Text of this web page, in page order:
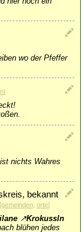
wo der Pfeffer
]
nichts Wahres
bekannt
[gemeinden orte]
↗Krokussln
blühen jedes